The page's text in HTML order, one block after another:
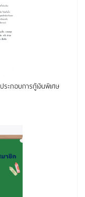
ะกอบการกู้เงินพิเศษ